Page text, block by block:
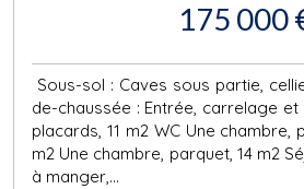
175 000
Sous-sol : Caves sous partie,
de-chaussée : Entrée, carrelage
placards, 11 m2 WC Une chambre,
m2 Une chambre, parquet, 14 m2
à manger,...